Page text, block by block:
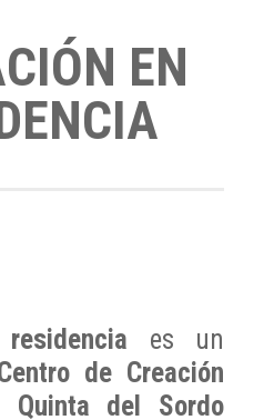
EN
es un
de Creación
Quinta del Sordo